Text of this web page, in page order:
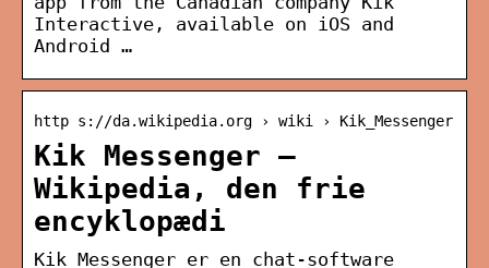
Interactive, available on iOS and
Android …
http s://da.wikipedia.org › wiki › Kik_Messenger
Kik Messenger –
Wikipedia, den frie
encyklopædi
Kik Messenger er en chat-software